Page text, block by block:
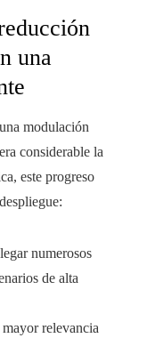
una
modulación
considerable la
este progreso
numerosos
de alta
relevancia